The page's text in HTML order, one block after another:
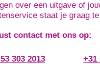
over een uitgave of
staat je graag
contact met ons op:
303 2013 +31